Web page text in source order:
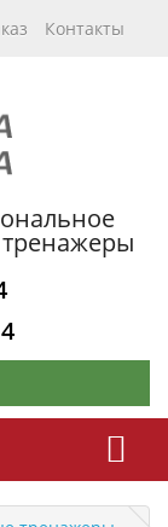
Контакты